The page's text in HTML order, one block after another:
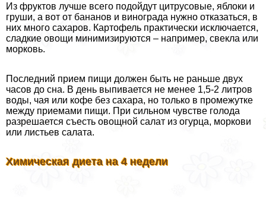
Из фруктов лучше всего подойдут цитрусовые, яблоки и
груши, а вот от бананов и винограда нужно отказаться, в
них много сахаров. Картофель пpaктически исключается,
сладкие овощи минимизируются – например, свекла или
морковь.
Последний прием пищи должен быть не раньше двух
часов до сна. В день выпивается не менее 1,5-2 литров
воды, чая или кофе без сахара, но только в промежутке
между приемами пищи. При сильном чувстве голода
разрешается съесть овощной салат из огурца, моркови
или листьев салата.
Химическая диета на 4 недели